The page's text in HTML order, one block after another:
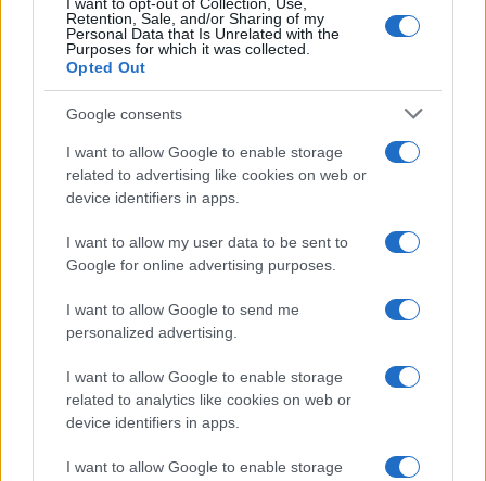
Retention, Sale, and/or Sharing of my
Personal Data that Is Unrelated with the
Purposes for which it was collected.
Opted Out
Google consents
I want to allow Google to enable storage
related to advertising like cookies on web or
device identifiers in apps.
I want to allow my user data to be sent to
Google for online advertising purposes.
I want to allow Google to send me
personalized advertising.
I want to allow Google to enable storage
related to analytics like cookies on web or
device identifiers in apps.
I want to allow Google to enable storage
imposta al mercato, ndr]e l’Italia rischia la
bancarotta[l’Italia non rischia alcunché, è l’élite
europeista italiana a rischiare la propria reputazione,
e Banca d’Italia le riserve per imporre al mercato la
propria erronea visione del prezzo della lira, ndr].
un certo punto entra il consigliere, Alfonso, che sta
nella stanza a fianco, e informa entrambi che il
vuole parlare al telefono con Ciampi. Esce e torna
pallido in viso: ha detto che da lunedì non cambia
più lire con marchi. La prima reazione di entrambi è:
non ci può fare questo, come è possibile, adesso ci
[c’è da augurarsi che sia Napoletano ad aver
aggiunto un certo colore, perché allo scrivente la
reazione ricorda quel “ora gliene dico quattro” del
celebre duello rusticano tra Luciano Gaucci e